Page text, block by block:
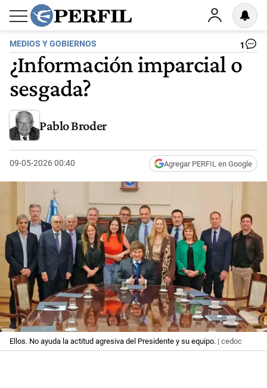
MEDIOS Y GOBIERNOS 1
¿Información imparcial o
sesgada?
Pablo Broder
09-05-2026 00:40 Agregar PERFIL en Google
Ellos. No ayuda la actitud agresiva del Presidente y su equipo. | cedoc